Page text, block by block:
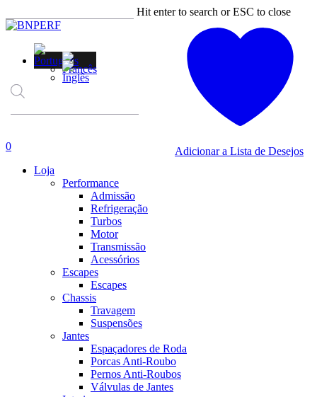
to
content
Hit enter to search or ESC to close
Close
account
0
Loja
Performance
Admissão
Refrigeração
Turbos
Motor
Transmissão
Acessórios
Escapes
Escapes
Chassis
Travagem
Suspensões
Jantes
Espaçadores de Roda
Porcas Anti-Roubo
Pernos Anti-Roubos
Válvulas de Jantes
Adicionar a Lista de Desejos